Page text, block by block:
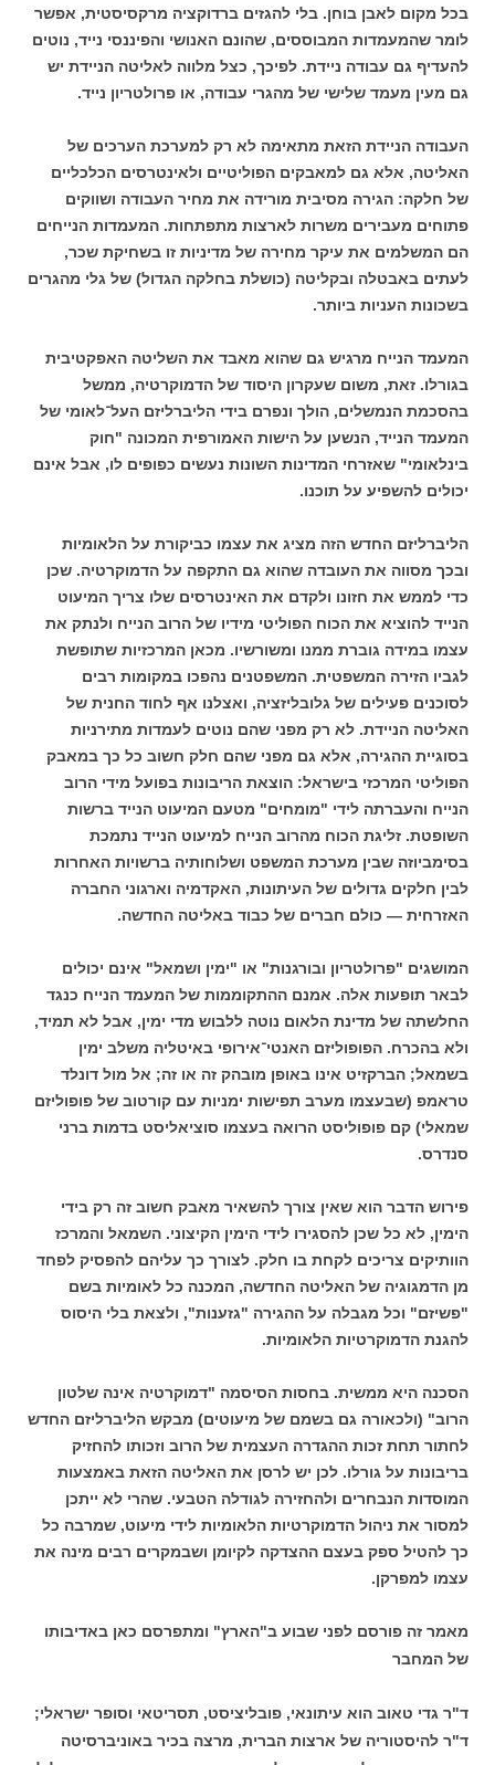
בכל מקום לאבן בוחן. בלי להגזים ברדוקציה מרקסיסטית, אפשר
לומר שהמעמדות המבוססים, שהונם האנושי והפיננסי נייד, נוטים
להעדיף גם עבודה ניידת. לפיכך, כצל מלווה לאליטה הניידת יש
גם מעין מעמד שלישי של מהגרי עבודה, או פרולטריון נייד.
העבודה הניידת הזאת מתאימה לא רק למערכת הערכים של
האליטה, אלא גם למאבקים הפוליטיים ולאינטרסים הכלכליים
של חלקה: הגירה מסיבית מורידה את מחיר העבודה ושווקים
פתוחים מעבירים משרות לארצות מתפתחות. המעמדות הנייחים
הם המשלמים את עיקר מחירה של מדיניות זו בשחיקת שכר,
לעתים באבטלה ובקליטה (כושלת בחלקה הגדול) של גלי מהגרים
בשכונות העניות ביותר.
המעמד הנייח מרגיש גם שהוא מאבד את השליטה האפקטיבית
בגורלו. זאת, משום שעקרון היסוד של הדמוקרטיה, ממשל
בהסכמת הנמשלים, הולך ונפרם בידי הליברליזם העל־לאומי של
המעמד הנייד, הנשען על הישות האמורפית המכונה "חוק
בינלאומי" שאזרחי המדינות השונות נעשים כפופים לו, אבל אינם
יכולים להשפיע על תוכנו.
הליברליזם החדש הזה מציג את עצמו כביקורת על הלאומיות
ובכך מסווה את העובדה שהוא גם התקפה על הדמוקרטיה. שכן
כדי לממש את חזונו ולקדם את האינטרסים שלו צריך המיעוט
הנייד להוציא את הכוח הפוליטי מידיו של הרוב הנייח ולנתק את
עצמו במידה גוברת ממנו ומשורשיו. מכאן המרכזיות שתופשת
לגביו הזירה המשפטית. המשפטנים נהפכו במקומות רבים
לסוכנים פעילים של גלובליזציה, ואצלנו אף לחוד החנית של
האליטה הניידת. לא רק מפני שהם נוטים לעמדות מתירניות
בסוגיית ההגירה, אלא גם מפני שהם חלק חשוב כל כך במאבק
הפוליטי המרכזי בישראל: הוצאת הריבונות בפועל מידי הרוב
הנייח והעברתה לידי "מומחים" מטעם המיעוט הנייד ברשות
השופטת. זליגת הכוח מהרוב הנייח למיעוט הנייד נתמכת
בסימביוזה שבין מערכת המשפט ושלוחותיה ברשויות האחרות
לבין חלקים גדולים של העיתונות, האקדמיה וארגוני החברה
האזרחית — כולם חברים של כבוד באליטה החדשה.
המושגים "פרולטריון ובורגנות" או "ימין ושמאל" אינם יכולים
לבאר תופעות אלה. אמנם ההתקוממות של המעמד הנייח כנגד
החלשתה של מדינת הלאום נוטה ללבוש מדי ימין, אבל לא תמיד,
ולא בהכרח. הפופוליזם האנטי־אירופי באיטליה משלב ימין
בשמאל; הברקזיט אינו באופן מובהק זה או זה; אל מול דונלד
טראמפ (שבעצמו מערב תפישות ימניות עם קורטוב של פופוליזם
שמאלי) קם פופוליסט הרואה בעצמו סוציאליסט בדמות ברני
סנדרס.
פירוש הדבר הוא שאין צורך להשאיר מאבק חשוב זה רק בידי
הימין, לא כל שכן להסגירו לידי הימין הקיצוני. השמאל והמרכז
הוותיקים צריכים לקחת בו חלק. לצורך כך עליהם להפסיק לפחד
מן הדמגוגיה של האליטה החדשה, המכנה כל לאומיות בשם
"פשיזם" וכל מגבלה על ההגירה "גזענות", ולצאת בלי היסוס
להגנת הדמוקרטיות הלאומיות.
הסכנה היא ממשית. בחסות הסיסמה "דמוקרטיה אינה שלטון
הרוב" (ולכאורה גם בשמם של מיעוטים) מבקש הליברליזם החדש
לחתור תחת זכות ההגדרה העצמית של הרוב וזכותו להחזיק
בריבונות על גורלו. לכן יש לרסן את האליטה הזאת באמצעות
המוסדות הנבחרים ולהחזירה לגודלה הטבעי. שהרי לא ייתכן
למסור את ניהול הדמוקרטיות הלאומיות לידי מיעוט, שמרבה כל
כך להטיל ספק בעצם ההצדקה לקיומן ושבמקרים רבים מינה את
עצמו למפרקן.
מאמר זה פורסם לפני שבוע ב"הארץ" ומתפרסם כאן באדיבותו
של המחבר
ד"ר גדי טאוב הוא עיתונאי, פובליציסט, תסריטאי וסופר ישראלי;
ד"ר להיסטוריה של ארצות הברית, מרצה בכיר באוניברסיטה